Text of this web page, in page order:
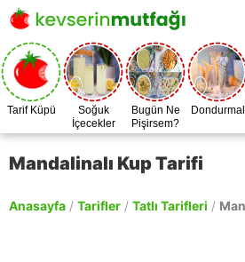
Tarif Küpü
Soğuk
İçecekler
Bugün Ne
Pişirsem?
Mandalinalı Kup Tarifi
Anasayfa / Tarifler / Tatlı Tarifleri /